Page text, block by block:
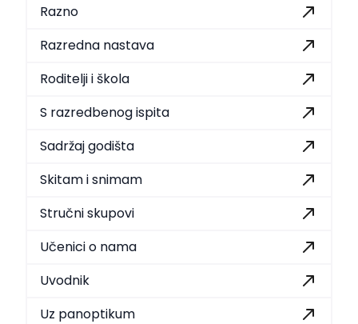
Razno
Razredna nastava
Roditelji i škola
S razredbenog ispita
Sadržaj godišta
Skitam i snimam
Stručni skupovi
Učenici o nama
Uvodnik
Uz panoptikum